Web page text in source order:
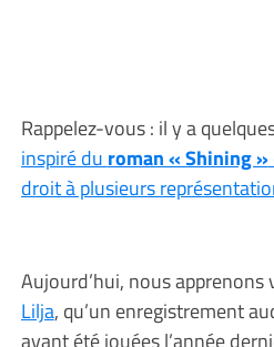
Rappelez-vous : il y a
inspiré du roman « Shining »
droit à plusieurs
Aujourd’hui, nous apprenons
Lilja, qu’un enregistrement
ayant été jouées l’année